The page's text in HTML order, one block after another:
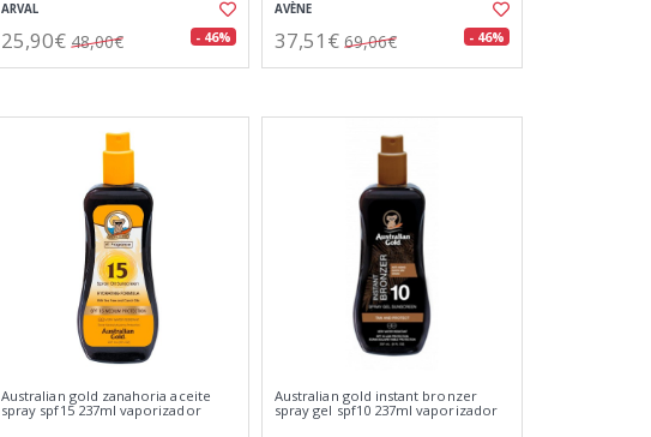
ARVAL
25,90€ 48,00€ - 46%
AVÈNE
37,51€ 69,06€ - 46%
Australian gold zanahoria aceite
spray spf15 237ml vaporizador
Australian gold instant bronzer
spray gel spf10 237ml vaporizador